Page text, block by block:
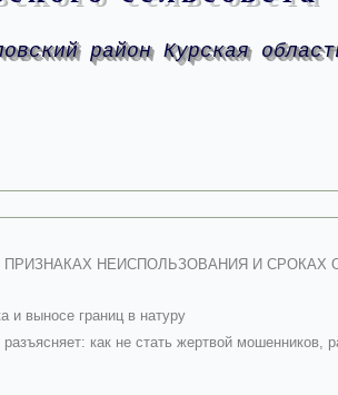
район Курская
НЕИСПОЛЬЗОВАНИЯ И
и выносе границ в натуру
как не стать жертвой